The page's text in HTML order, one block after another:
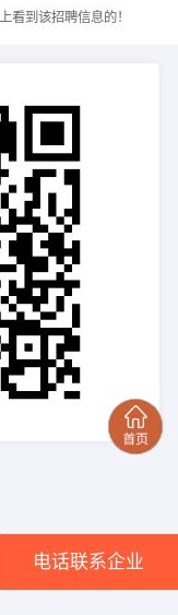
看到该招聘信息的！
电话联系企业